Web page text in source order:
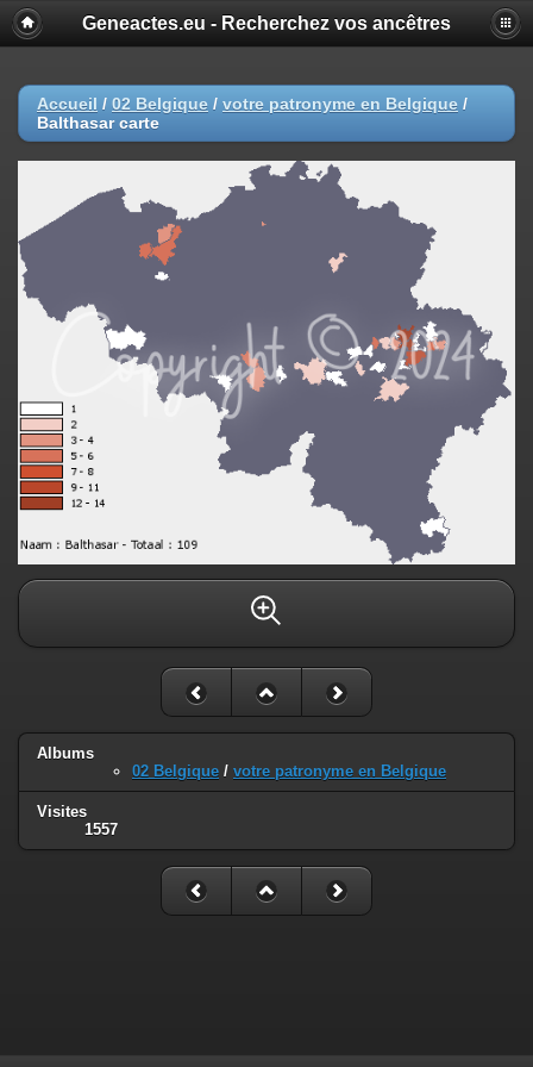
Geneactes.eu - Recherchez vos ancêtres
Accueil / 02 Belgique / votre patronyme en Belgique /
Balthasar carte
Albums
02 Belgique / votre patronyme en Belgique
Visites
1557